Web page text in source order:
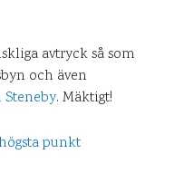
avtryck så som
och även
. Mäktigt!